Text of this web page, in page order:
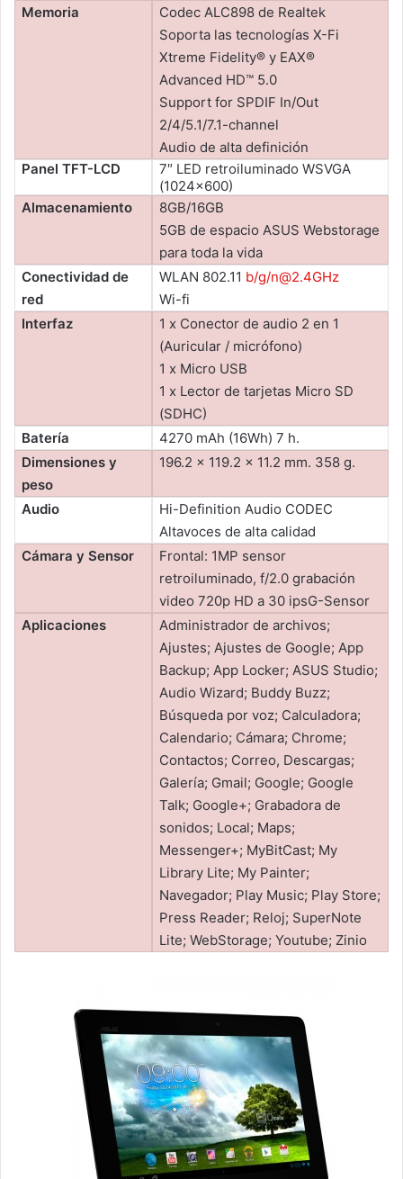
Memoria
Codec ALC898 de Realtek
Soporta las tecnologías X-Fi
Xtreme Fidelity® y EAX®
Advanced HD™ 5.0
Support for SPDIF In/Out
2/4/5.1/7.1-channel
Audio de alta definición
Panel TFT-LCD
7″ LED retroiluminado WSVGA
(1024×600)
Almacenamiento
8GB/16GB
5GB de espacio ASUS Webstorage
para toda la vida
Conectividad de
red
WLAN 802.11 b/g/n@2.4GHz
Wi-fi
Interfaz
1 x Conector de audio 2 en 1
(Auricular / micrófono)
1 x Micro USB
1 x Lector de tarjetas Micro SD
(SDHC)
Batería
4270 mAh (16Wh) 7 h.
Dimensiones y
peso
196.2 x 119.2 x 11.2 mm. 358 g.
Audio
Hi-Definition Audio CODEC
Altavoces de alta calidad
Cámara y Sensor
Frontal: 1MP sensor
retroiluminado, f/2.0 grabación
video 720p HD a 30 ipsG-Sensor
Aplicaciones
Administrador de archivos;
Ajustes; Ajustes de Google; App
Backup; App Locker; ASUS Studio;
Audio Wizard; Buddy Buzz;
Búsqueda por voz; Calculadora;
Calendario; Cámara; Chrome;
Contactos; Correo, Descargas;
Galería; Gmail; Google; Google
Talk; Google+; Grabadora de
sonidos; Local; Maps;
Messenger+; MyBitCast; My
Library Lite; My Painter;
Navegador; Play Music; Play Store;
Press Reader; Reloj; SuperNote
Lite; WebStorage; Youtube; Zinio